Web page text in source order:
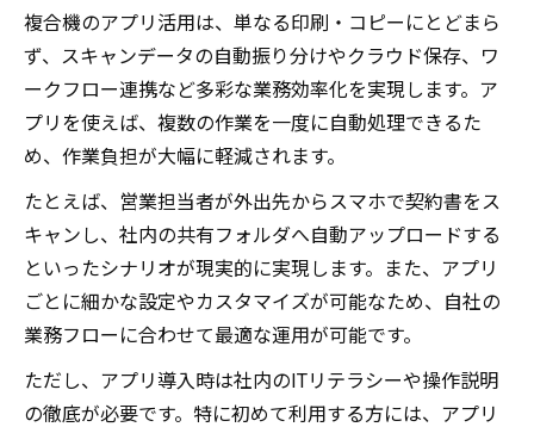
複合機のアプリ活用は、単なる印刷・コピーにとどまら
ず、スキャンデータの自動振り分けやクラウド保存、ワ
ークフロー連携など多彩な業務効率化を実現します。ア
プリを使えば、複数の作業を一度に自動処理できるた
め、作業負担が大幅に軽減されます。
たとえば、営業担当者が外出先からスマホで契約書をス
キャンし、社内の共有フォルダへ自動アップロードする
といったシナリオが現実的に実現します。また、アプリ
ごとに細かな設定やカスタマイズが可能なため、自社の
業務フローに合わせて最適な運用が可能です。
ただし、アプリ導入時は社内のITリテラシーや操作説明
の徹底が必要です。特に初めて利用する方には、アプリ